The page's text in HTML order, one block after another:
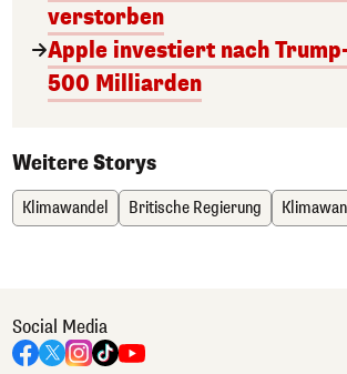
verstorben
Apple investiert nach
500 Milliarden
Weitere Storys
Klimawandel Britische Regierung
Social Media